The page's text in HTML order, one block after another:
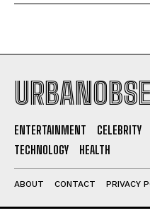
I
I've read and accept the
ENTERTAINMENT CELEBRITY
TECHNOLOGY
HEALTH
ABOUT CONTACT PRIVACY